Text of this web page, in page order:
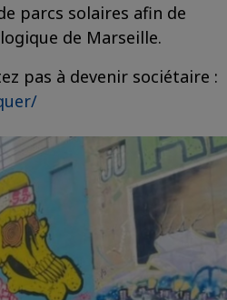
parcs solaires afin de
de Marseille.
pas à devenir sociétaire :